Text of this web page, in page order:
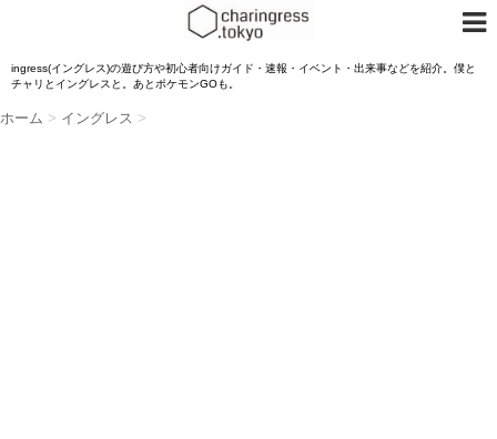
ingress(イングレス)の遊び方や初心者向けガイド・速報・イベント・出来事などを紹介。僕と
チャリとイングレスと。あとポケモンGOも。
ホーム > イングレス >